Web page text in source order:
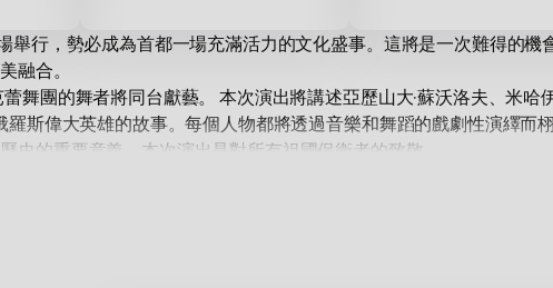
舉行，勢必成為首都一場充滿活力的文化盛事。這將是一次難得的機
融合。
舞團的舞者將同台獻藝。 本次演出將講述亞歷山大·蘇沃洛夫、米哈
斯偉大英雄的故事。每個人物都將透過音樂和舞蹈的戲劇性演繹而
的重要意義。本次演出是對所有祖國保衛者的致敬。
冠軍的表演將為本次活動增添獨特的活力。觀眾還可以欣賞到鮑里斯